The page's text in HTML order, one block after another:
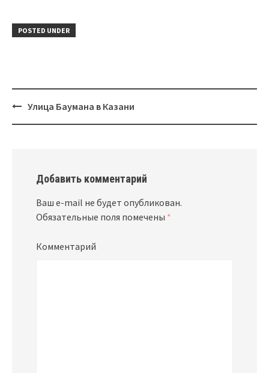
POSTED UNDER
Post
Улица Баумана в Казани
Добавить комментарий
Ваш e-mail не будет опубликован.
Обязательные поля помечены *
Комментарий